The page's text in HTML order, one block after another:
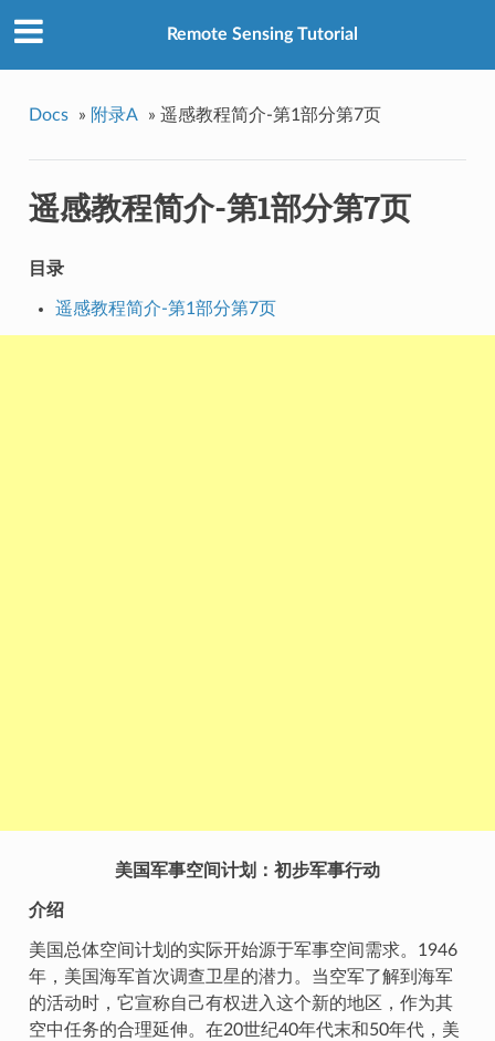
Remote Sensing Tutorial
Docs » 附录A » 遥感教程简介-第1部分第7页
遥感教程简介-第1部分第7页
目录
遥感教程简介-第1部分第7页
美国军事空间计划：初步军事行动
介绍
美国总体空间计划的实际开始源于军事空间需求。1946
年，美国海军首次调查卫星的潜力。当空军了解到海军
的活动时，它宣称自己有权进入这个新的地区，作为其
空中任务的合理延伸。在20世纪40年代末和50年代，美